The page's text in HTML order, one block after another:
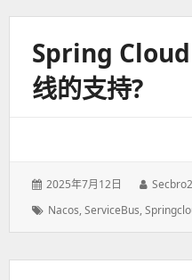
Spring
线的支持?
发
于：
2025年7月12日
作
Secbro2
标
Nacos,ServiceBus,